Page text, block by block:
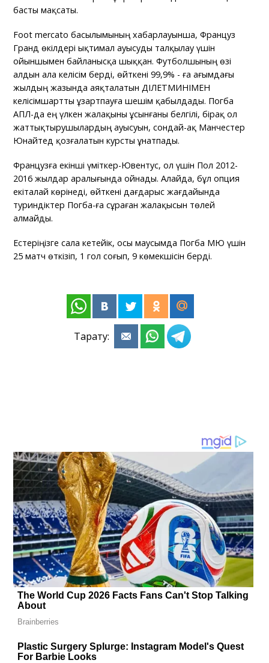
басты мақсаты.
Foot mercato басылымының хабарлауынша, Француз
Гранд өкілдері ықтимал ауысуды талқылау үшін
ойыншымен байланысқа шыққан. Футболшының өзі
алдын ала келісім берді, өйткені 99,9% - ға ағымдағы
жылдың жазында аяқталатын ӘДІЛЕТМИНІМЕН
келісімшартты ұзартпауға шешім қабылдады. Погба
АПЛ-да ең үлкен жалақыны ұсынғаны белгілі, бірақ ол
жаттықтырушылардың ауысуын, сондай-ақ Манчестер
Юнайтед қозғалатын курсты ұнатпады.
Французға екінші үміткер-Ювентус, ол үшін Пол 2012-
2016 жылдар аралығында ойнады. Алайда, бұл опция
екіталай көрінеді, өйткені дағдарыс жағдайында
туриндіктер Погба-ға сұраған жалақысын төлей
алмайды.
Естеріңізге сала кетейік, осы маусымда Погба МЮ үшін
25 матч өткізіп, 1 гол соғып, 9 көмекшісін берді.
Тарату: